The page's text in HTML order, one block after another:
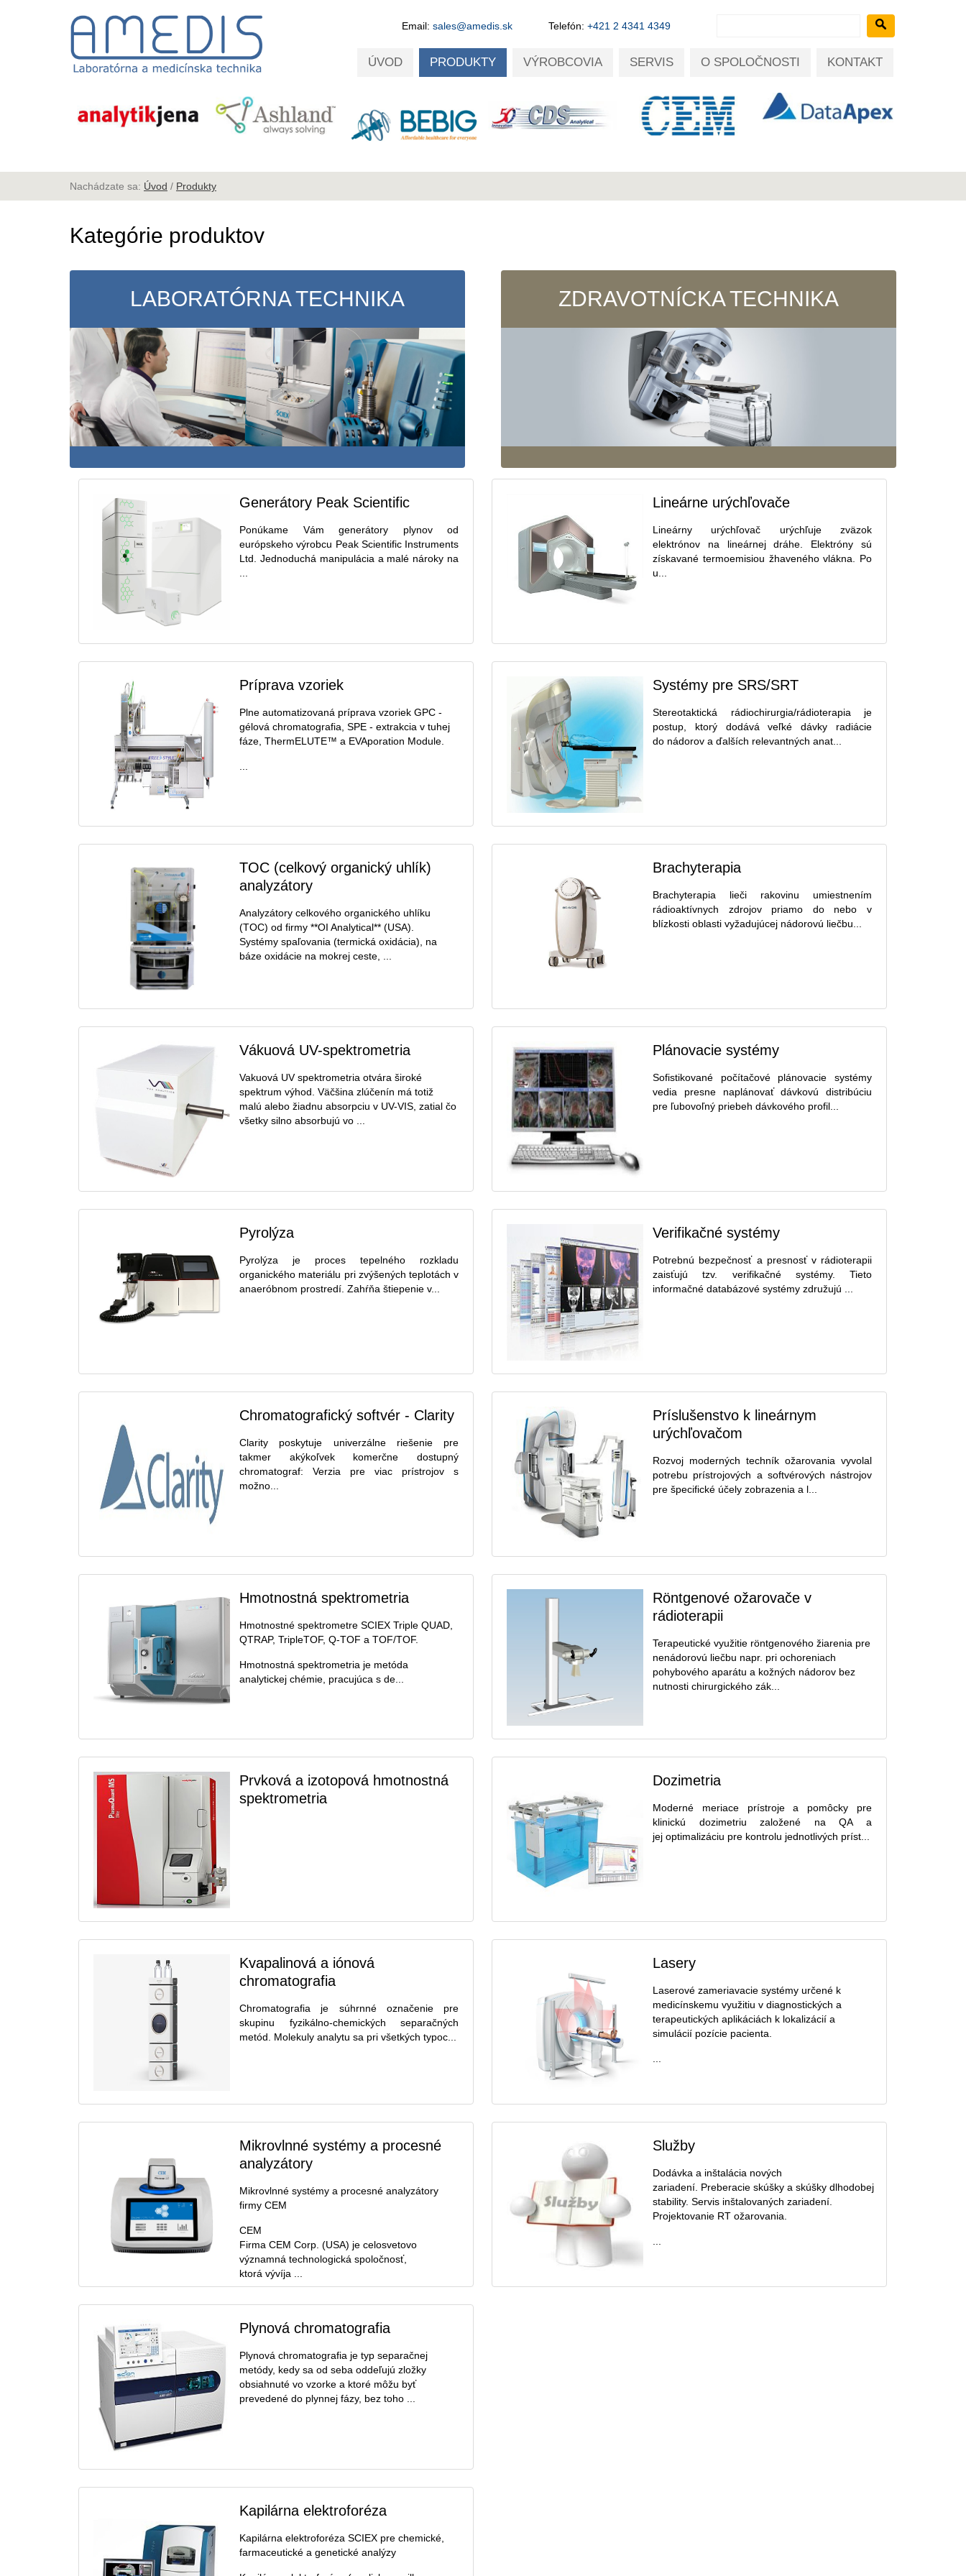
Email: sales@amedis.sk Telefón: +421 2 4341 4349
ÚVOD PRODUKTY VÝROBCOVIA SERVIS O SPOLOČNOSTI KONTAKT
Nachádzate sa: Úvod / Produkty
Kategórie produktov
LABORATÓRNA TECHNIKA
Generátory Peak Scientific
Ponúkame Vám generátory plynov od
európskeho výrobcu Peak Scientific Instruments
Ltd. Jednoduchá manipulácia a malé nároky na
Príprava vzoriek
Plne automatizovaná príprava vzoriek GPC -
gélová chromatografia, SPE - extrakcia v tuhej
fáze, ThermELUTE™ a EVAporation Module.
TOC (celkový organický uhlík)
analyzátory
Analyzátory celkového organického uhlíku
(TOC) od firmy **OI Analytical** (USA).
Systémy spaľovania (termická oxidácia), na
báze oxidácie na mokrej ceste, ...
Vákuová UV-spektrometria
Vakuová UV spektrometria otvára široké
spektrum výhod. Väčšina zlúčenín má totiž
malú alebo žiadnu absorpciu v UV-VIS, zatial čo
všetky silno absorbujú vo ...
Pyrolýza
Pyrolýza je proces tepelného rozkladu
organického materiálu pri zvýšených teplotách v
anaeróbnom prostredí. Zahŕňa štiepenie v...
Chromatografický softvér - Clarity
Clarity poskytuje univerzálne riešenie pre
takmer akýkoľvek komerčne dostupný
chromatograf: Verzia pre viac prístrojov s
možno...
Hmotnostná spektrometria
Hmotnostné spektrometre SCIEX Triple QUAD,
QTRAP, TripleTOF, Q-TOF a TOF/TOF.
Hmotnostná spektrometria je metóda
analytickej chémie, pracujúca s de...
Prvková a izotopová hmotnostná
spektrometria
Kvapalinová a iónová
chromatografia
Chromatografia je súhrnné označenie pre
skupinu fyzikálno-chemických separačných
metód. Molekuly analytu sa pri všetkých typoc...
Mikrovlnné systémy a procesné
analyzátory
Mikrovlnné systémy a procesné analyzátory
firmy CEM
CEM
Firma CEM Corp. (USA) je celosvetovo
významná technologická spoločnosť,
ktorá vývíja ...
Plynová chromatografia
Plynová chromatografia je typ separačnej
metódy, kedy sa od seba oddeľujú zložky
obsiahnuté vo vzorke a ktoré môžu byť
prevedené do plynnej fázy, bez toho ...
Kapilárna elektroforéza
Kapilárna elektroforéza SCIEX pre chemické,
farmaceutické a genetické analýzy
ZDRAVOTNÍCKA TECHNIKA
Lineárne urýchľovače
Lineárny urýchľovač urýchľuje zväzok
elektrónov na lineárnej dráhe. Elektróny sú
získavané termoemisiou žhaveného vlákna. Po
u...
Systémy pre SRS/SRT
Stereotaktická rádiochirurgia/rádioterapia je
postup, ktorý dodává veľké dávky radiácie
do nádorov a ďalších relevantných anat...
Brachyterapia
Brachyterapia lieči rakovinu umiestnením
rádioaktívnych zdrojov priamo do nebo v
blízkosti oblasti vyžadujúcej nádorovú liečbu...
Plánovacie systémy
Sofistikované počítačové plánovacie systémy
vedia presne naplánovať dávkovú distribúciu
pre ľubovoľný priebeh dávkového profil...
Verifikačné systémy
Potrebnú bezpečnosť a presnosť v rádioterapii
zaisťujú tzv. verifikačné systémy. Tieto
informačné databázové systémy združujú ...
Príslušenstvo k lineárnym
urýchľovačom
Rozvoj moderných techník ožarovania vyvolal
potrebu prístrojových a softvérových nástrojov
pre špecifické účely zobrazenia a l...
Röntgenové ožarovače v
rádioterapii
Terapeutické využitie röntgenového žiarenia pre
nenádorovú liečbu napr. pri ochoreniach
pohybového aparátu a kožných nádorov bez
nutnosti chirurgického zák...
Dozimetria
Moderné meriace prístroje a pomôcky pre
klinickú dozimetriu založené na QA a
jej optimalizáciu pre kontrolu jednotlivých príst...
Lasery
Laserové zameriavacie systémy určené k
medicínskemu využitiu v diagnostických a
terapeutických aplikáciách k lokalizácií a
simulácií pozície pacienta.
Služby
Dodávka a inštalácia nových
zariadení. Preberacie skúšky a skúšky dlhodobej
stability. Servis inštalovaných zariadení.
Projektovanie RT ožarovania.